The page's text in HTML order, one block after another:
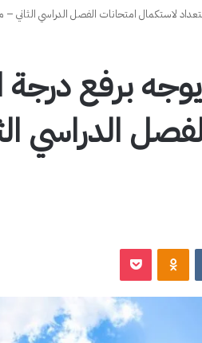
لاستكمال امتحانات الفصل الدراسي الثاني –
برفع درجة
الدراسي
‏VKontakte